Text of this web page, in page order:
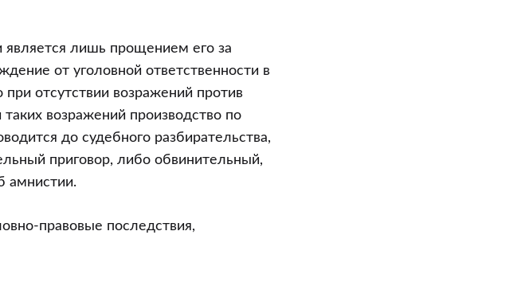
лишь прощением его за
от уголовной ответственности в
отсутствии возражений против
возражений производство по
до судебного разбирательства,
приговор, либо обвинительный,
амнистии.
правовые последствия,